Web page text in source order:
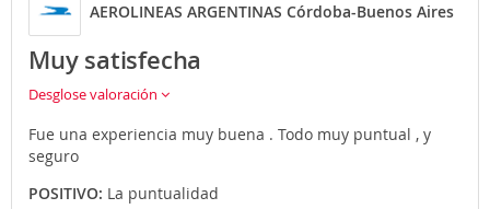
AEROLINEAS ARGENTINAS Córdoba-Buenos Aires
Muy satisfecha
Desglose valoración
Fue una experiencia muy buena . Todo muy puntual , y
seguro
POSITIVO: La puntualidad